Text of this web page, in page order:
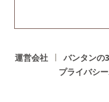
運営会社 バンタンの
プライバシ